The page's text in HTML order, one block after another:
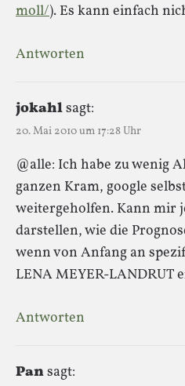
moll/). Es kann einfach
Antworten
jokahlsagt:
20. Mai 2010 um 17:28 Uhr
@alle: Ich habe zu wenig
ganzen Kram, google
weitergeholfen. Kann mir
darstellen, wie die
wenn von Anfang an
LENA MEYER-LANDRUT
Antworten
Pansagt: